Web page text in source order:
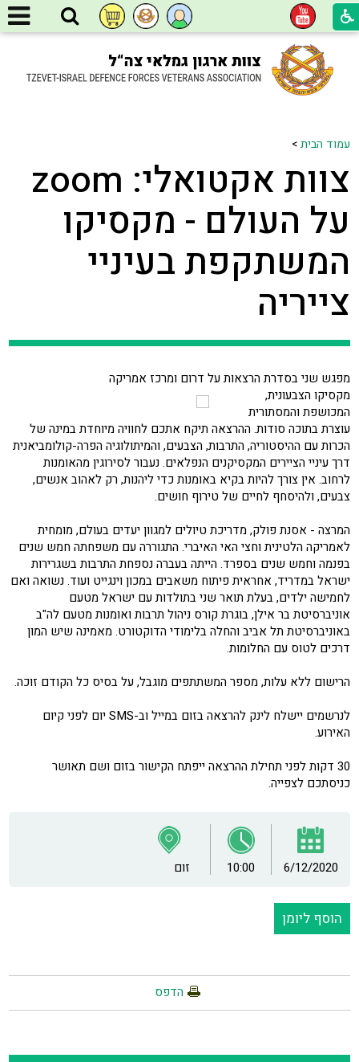
עמוד הבית>
צוות אקטואלי: zoom
על העולם - מקסיקו
המשתקפת בעיניי
צייריה
מפגש שני בסדרת הרצאות על דרום ומרכז אמריקה
מקסיקו הצבעונית,
המכושפת והמסתורית
עוצרת בתוכה סודות. ההרצאה תיקח אתכם לחוויה מיוחדת במינה של
הכרות עם ההיסטוריה, התרבות, הצבעים, והמיתולוגיה הפרה-קולומביאנית
דרך עיניי הציירים המקסיקנים הנפלאים. נעבור לסירוגין מהאומנות
לרחוב. אין צורך להיות בקיא באומנות כדי ליהנות, רק לאהוב אנשים,
צבעים, ולהיסחף לחיים של טירוף חושים.
המרצה - אסנת פולק, מדריכת טיולים למגוון יעדים בעולם, מומחית
לאמריקה הלטינית וחצי האי האיברי. התגוררה עם משפחתה חמש שנים
בפנמה וחמש שנים בספרד. הייתה בעברה נספחת התרבות בשגרירות
ישראל במדריד, אחראית פיתוח משאבים במכון וינגייט ועוד. נשואה ואם
לחמישה ילדים, בעלת תואר שני בתולדות עם ישראל מטעם
אוניברסיטת בר אילן, בוגרת קורס ניהול תרבות ואומנות מטעם לה"ב
באוניברסיטת תל אביב והחלה בלימודי הדוקטורט. מאמינה שיש המון
דרכים לטוס עם החלומות.
הרישום ללא עלות, מספר המשתתפים מוגבל, על בסיס כל הקודם זוכה.
לנרשמים יישלח לינק להרצאה בזום במייל וב-SMS יום לפני קיום
האירוע.
30 דקות לפני תחילת ההרצאה ייפתח הקישור בזום ושם תאושר
כניסתכם לצפייה.
6/12/2020
10:00 זום
הוסף ליומן
הדפס